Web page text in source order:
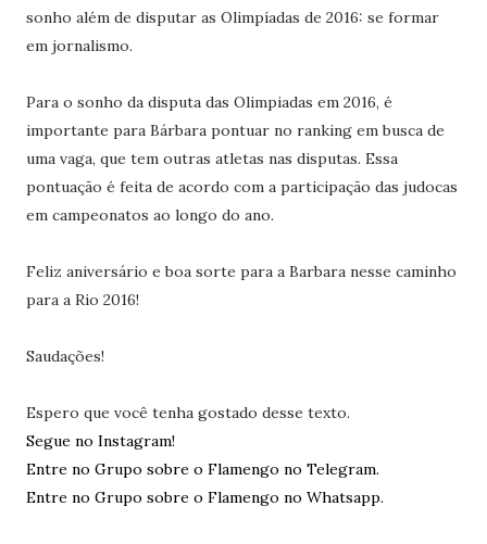
sonho além de disputar as Olimpíadas de 2016: se formar
em jornalismo.
Para o sonho da disputa das Olimpiadas em 2016, é
importante para Bárbara pontuar no ranking em busca de
uma vaga, que tem outras atletas nas disputas. Essa
pontuação é feita de acordo com a participação das judocas
em campeonatos ao longo do ano.
Feliz aniversário e boa sorte para a Barbara nesse caminho
para a Rio 2016!
Saudações!
Espero que você tenha gostado desse texto.
Segue no Instagram!
Entre no Grupo sobre o Flamengo no Telegram.
Entre no Grupo sobre o Flamengo no Whatsapp.